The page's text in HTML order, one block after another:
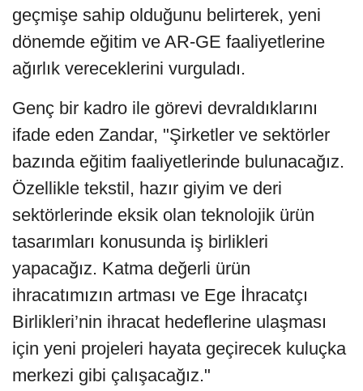
geçmişe sahip olduğunu belirterek, yeni
dönemde eğitim ve AR-GE faaliyetlerine
ağırlık vereceklerini vurguladı.
Genç bir kadro ile görevi devraldıklarını
ifade eden Zandar, "Şirketler ve sektörler
bazında eğitim faaliyetlerinde bulunacağız.
Özellikle tekstil, hazır giyim ve deri
sektörlerinde eksik olan teknolojik ürün
tasarımları konusunda iş birlikleri
yapacağız. Katma değerli ürün
ihracatımızın artması ve Ege İhracatçı
Birlikleri’nin ihracat hedeflerine ulaşması
için yeni projeleri hayata geçirecek kuluçka
merkezi gibi çalışacağız."